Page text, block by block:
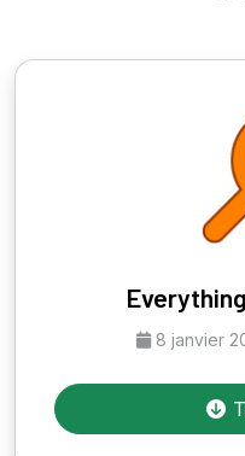
8 janvier